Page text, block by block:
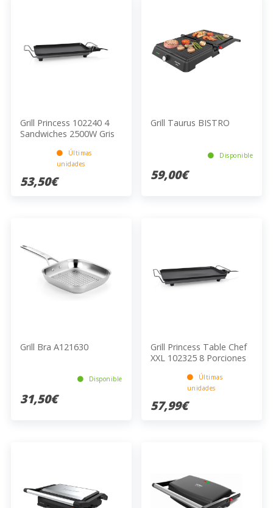
Grill Princess 102240 4
Sandwiches 2500W Gris
Últimas
unidades
53,50€
Grill Taurus BISTRO
Disponible
59,00€
Grill Bra A121630
Disponible
31,50€
Grill Princess Table Chef
XXL 102325 8 Porciones
Últimas
unidades
57,99€